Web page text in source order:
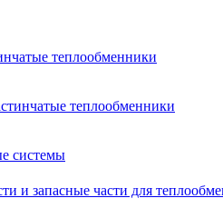
теплообменники
теплообменники
системы
и запасные части для